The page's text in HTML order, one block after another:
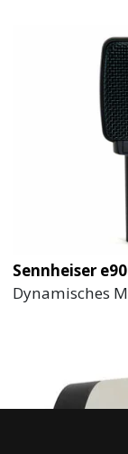
Sennheiser
Dynamisches